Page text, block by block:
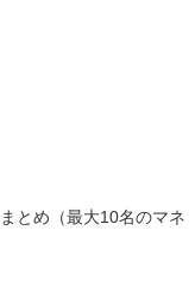
とめ（最大10名のマネ